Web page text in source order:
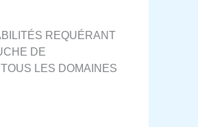
REQUÉRANT
DE
LES DOMAINES